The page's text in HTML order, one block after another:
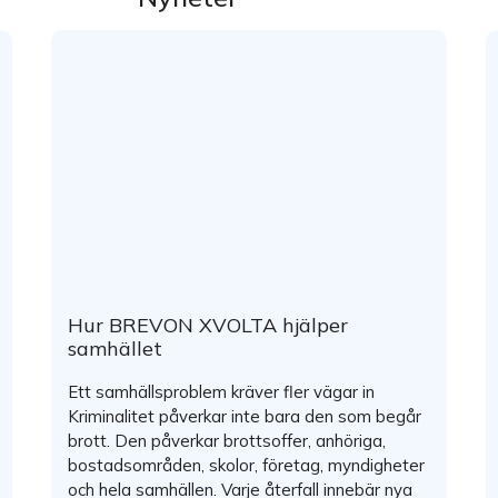
Hur BREVON XVOLTA hjälper
samhället
Ett samhällsproblem kräver fler vägar in
Kriminalitet påverkar inte bara den som begår
brott. Den påverkar brottsoffer, anhöriga,
bostadsområden, skolor, företag, myndigheter
och hela samhällen. Varje återfall innebär nya